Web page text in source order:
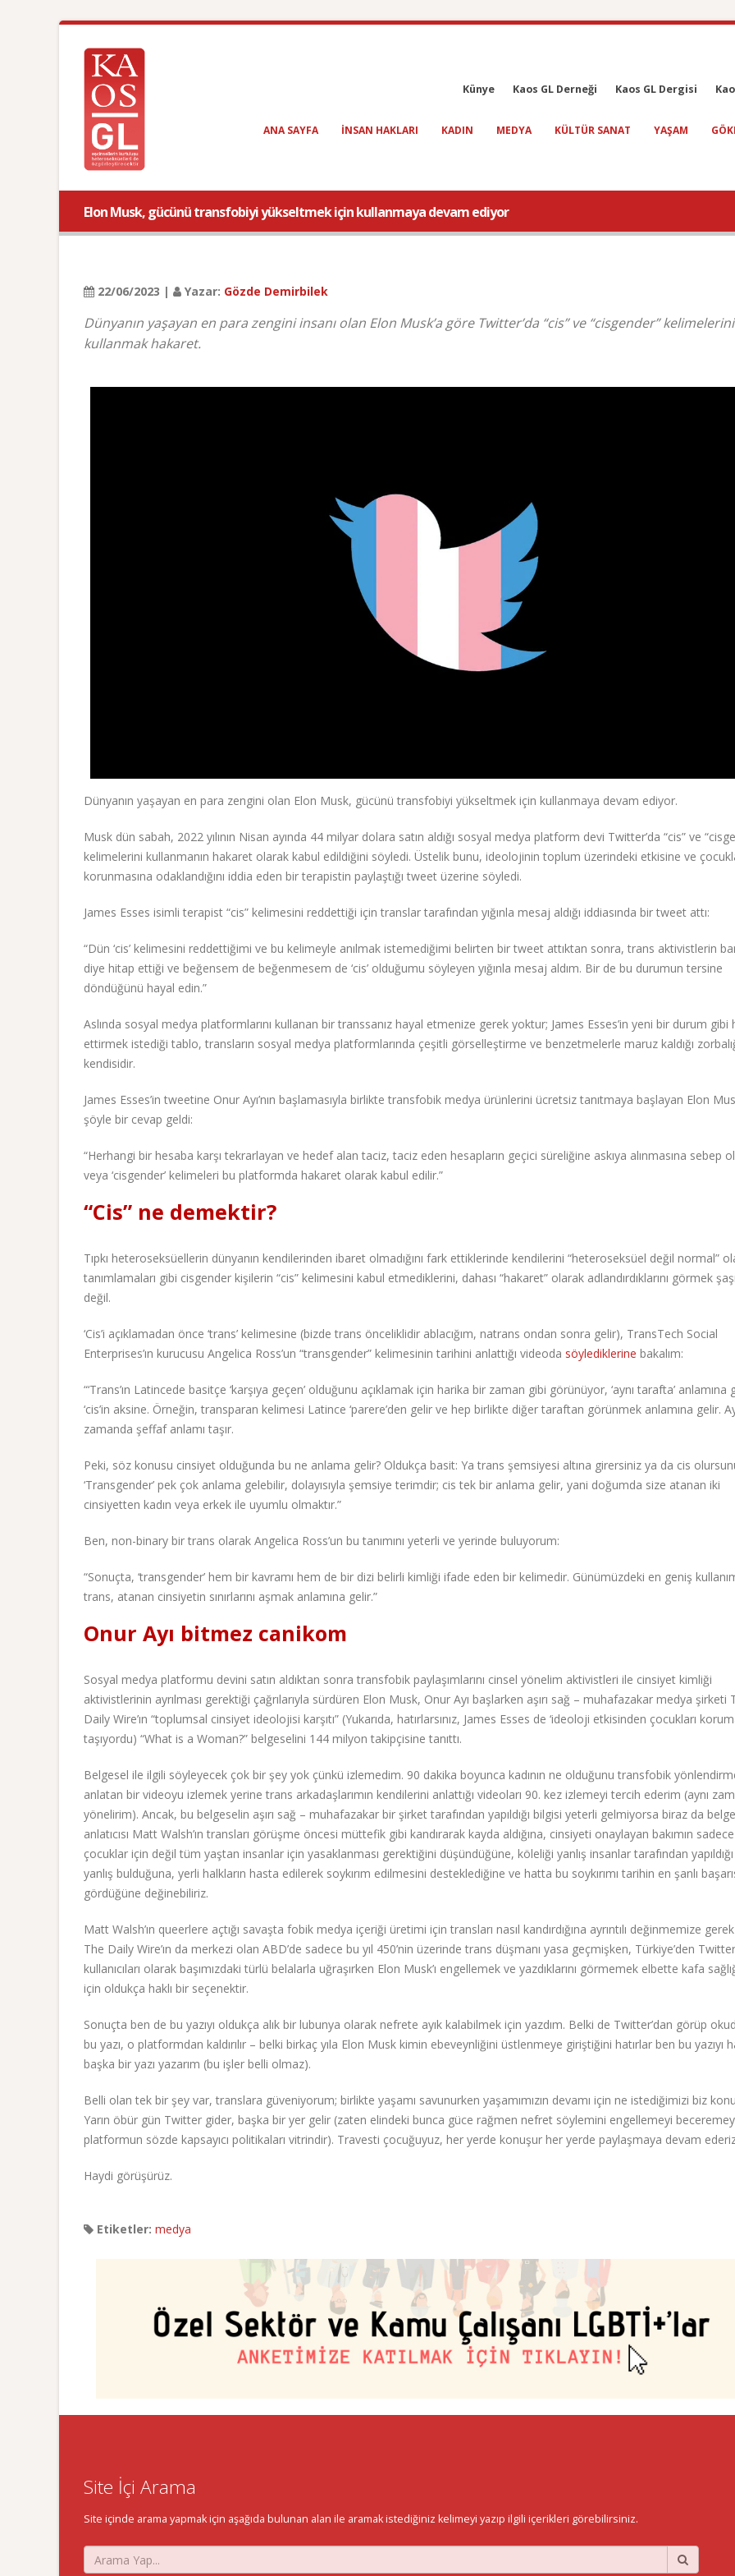
Künye Kaos GL Derneği Kaos GL Dergisi
ANA SAYFA INSAN HAKLARI KADIN MEDYA KÜLTÜR SANAT YAŞAM
Elon Musk, gücünü transfobiyi yükseltmek için kullanmaya devam ediyor
22/06/2023 | Yazar: Gözde Demirbilek
Dünyanın yaşayan en para zengini insanı olan Elon Musk’a göre Twitter’da “cis” ve “cisgender” kelimelerini
kullanmak hakaret.
Dünyanın yaşayan en para zengini olan Elon Musk, gücünü transfobiyi yükseltmek için kullanmaya devam ediyor.
Musk dün sabah, 2022 yılının Nisan ayında 44 milyar dolara satın aldığı sosyal medya platform devi Twitter’da “cis” ve
kelimelerini kullanmanın hakaret olarak kabul edildiğini söyledi. Üstelik bunu, ideolojinin toplum üzerindeki etkisine ve
korunmasına odaklandığını iddia eden bir terapistin paylaştığı tweet üzerine söyledi.
James Esses isimli terapist “cis” kelimesini reddettiği için translar tarafından yığınla mesaj aldığı iddiasında bir tweet attı:
“Dün ‘cis’ kelimesini reddettiğimi ve bu kelimeyle anılmak istemediğimi belirten bir tweet attıktan sonra, trans aktivistlerin
diye hitap ettiği ve beğensem de beğenmesem de ‘cis’ olduğumu söyleyen yığınla mesaj aldım. Bir de bu durumun tersine
döndüğünü hayal edin.”
Aslında sosyal medya platformlarını kullanan bir transsanız hayal etmenize gerek yoktur; James Esses’in yeni bir durum gibi
ettirmek istediği tablo, transların sosyal medya platformlarında çeşitli görselleştirme ve benzetmelerle maruz kaldığı
kendisidir.
James Esses’in tweetine Onur Ayı’nın başlamasıyla birlikte transfobik medya ürünlerini ücretsiz tanıtmaya başlayan Elon
şöyle bir cevap geldi:
“Herhangi bir hesaba karşı tekrarlayan ve hedef alan taciz, taciz eden hesapların geçici süreliğine askıya alınmasına sebep
veya ‘cisgender’ kelimeleri bu platformda hakaret olarak kabul edilir.”
“Cis” ne demektir?
Tıpkı heteroseksüellerin dünyanın kendilerinden ibaret olmadığını fark ettiklerinde kendilerini “heteroseksüel değil normal”
tanımlamaları gibi cisgender kişilerin “cis” kelimesini kabul etmediklerini, dahası “hakaret” olarak adlandırdıklarını görmek
değil.
‘Cis’i açıklamadan önce ‘trans’ kelimesine (bizde trans önceliklidir ablacığım, natrans ondan sonra gelir), TransTech Social
Enterprises’ın kurucusu Angelica Ross’un “transgender” kelimesinin tarihini anlattığı videoda söylediklerine bakalım:
“‘Trans’ın Latincede basitçe ‘karşıya geçen’ olduğunu açıklamak için harika bir zaman gibi görünüyor, ‘aynı tarafta’ anlamına
‘cis’in aksine. Örneğin, transparan kelimesi Latince ‘parere’den gelir ve hep birlikte diğer taraftan görünmek anlamına gelir.
zamanda şeffaf anlamı taşır.
Peki, söz konusu cinsiyet olduğunda bu ne anlama gelir? Oldukça basit: Ya trans şemsiyesi altına girersiniz ya da cis
‘Transgender’ pek çok anlama gelebilir, dolayısıyla şemsiye terimdir; cis tek bir anlama gelir, yani doğumda size atanan iki
cinsiyetten kadın veya erkek ile uyumlu olmaktır.”
Ben, non-binary bir trans olarak Angelica Ross’un bu tanımını yeterli ve yerinde buluyorum:
“Sonuçta, ‘transgender’ hem bir kavramı hem de bir dizi belirli kimliği ifade eden bir kelimedir. Günümüzdeki en geniş
trans, atanan cinsiyetin sınırlarını aşmak anlamına gelir.”
Onur Ayı bitmez canikom
Sosyal medya platformu devini satın aldıktan sonra transfobik paylaşımlarını cinsel yönelim aktivistleri ile cinsiyet kimliği
aktivistlerinin ayrılması gerektiği çağrılarıyla sürdüren Elon Musk, Onur Ayı başlarken aşırı sağ – muhafazakar medya şirketi
Daily Wire’ın “toplumsal cinsiyet ideolojisi karşıtı” (Yukarıda, hatırlarsınız, James Esses de ‘ideoloji etkisinden çocukları
taşıyordu) “What is a Woman?” belgeselini 144 milyon takipçisine tanıttı.
Belgesel ile ilgili söyleyecek çok bir şey yok çünkü izlemedim. 90 dakika boyunca kadının ne olduğunu transfobik
anlatan bir videoyu izlemek yerine trans arkadaşlarımın kendilerini anlattığı videoları 90. kez izlemeyi tercih ederim (aynı
yönelirim). Ancak, bu belgeselin aşırı sağ – muhafazakar bir şirket tarafından yapıldığı bilgisi yeterli gelmiyorsa biraz da
anlatıcısı Matt Walsh’ın transları görüşme öncesi müttefik gibi kandırarak kayda aldığına, cinsiyeti onaylayan bakımın sadece
çocuklar için değil tüm yaştan insanlar için yasaklanması gerektiğini düşündüğüne, köleliği yanlış insanlar tarafından
yanlış bulduğuna, yerli halkların hasta edilerek soykırım edilmesini desteklediğine ve hatta bu soykırımı tarihin en şanlı
gördüğüne değinebiliriz.
Matt Walsh’ın queerlere açtığı savaşta fobik medya içeriği üretimi için transları nasıl kandırdığına ayrıntılı değinmemize
The Daily Wire’ın da merkezi olan ABD’de sadece bu yıl 450’nin üzerinde trans düşmanı yasa geçmişken, Türkiye’den Twitter
kullanıcıları olarak başımızdaki türlü belalarla uğraşırken Elon Musk’ı engellemek ve yazdıklarını görmemek elbette kafa
için oldukça haklı bir seçenektir.
Sonuçta ben de bu yazıyı oldukça alık bir lubunya olarak nefrete ayık kalabilmek için yazdım. Belki de Twitter’dan görüp
bu yazı, o platformdan kaldırılır – belki birkaç yıla Elon Musk kimin ebeveynliğini üstlenmeye giriştiğini hatırlar ben bu yazıyı
başka bir yazı yazarım (bu işler belli olmaz).
Belli olan tek bir şey var, translara güveniyorum; birlikte yaşamı savunurken yaşamımızın devamı için ne istediğimizi biz
Yarın öbür gün Twitter gider, başka bir yer gelir (zaten elindeki bunca güce rağmen nefret söylemini engellemeyi
platformun sözde kapsayıcı politikaları vitrindir). Travesti çocuğuyuz, her yerde konuşur her yerde paylaşmaya devam
Haydi görüşürüz.
Etiketler: medya
Site İçi Arama
Site içinde arama yapmak için aşağıda bulunan alan ile aramak istediğiniz kelimeyi yazıp ilgili içerikleri görebilirsiniz.